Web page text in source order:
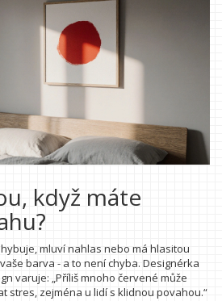
když máte
mluví nahlas nebo má hlasitou
barva - a to není chyba. Designérka
varuje: „Příliš mnoho červené může
stres, zejména u lidí s klidnou povahou.“